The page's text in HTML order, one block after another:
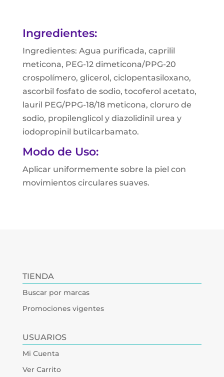
Ingredientes:
Ingredientes: Agua purificada, caprilil
meticona, PEG-12 dimeticona/PPG-20
crospolímero, glicerol, ciclopentasiloxano,
ascorbil fosfato de sodio, tocoferol acetato,
lauril PEG/PPG-18/18 meticona, cloruro de
sodio, propilenglicol y diazolidinil urea y
iodopropinil butilcarbamato.
Modo de Uso:
Aplicar uniformemente sobre la piel con
movimientos circulares suaves.
TIENDA
Buscar por marcas
Promociones vigentes
USUARIOS
Mi Cuenta
Ver Carrito